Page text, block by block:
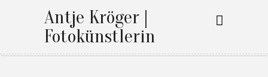
Antje Kröger |
Fotokünstlerin